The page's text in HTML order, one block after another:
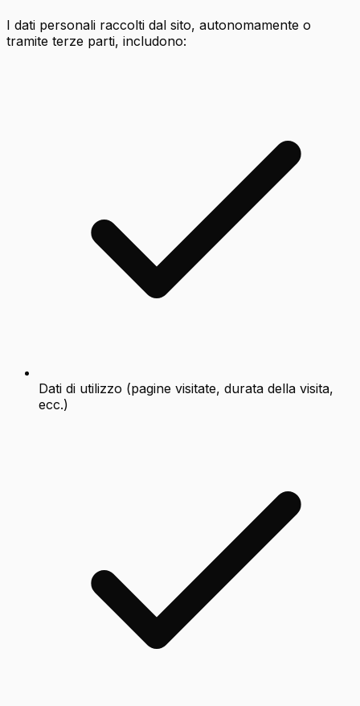
I dati personali raccolti dal sito, autonomamente o
tramite terze parti, includono:
Dati di utilizzo (pagine visitate, durata della visita,
ecc.)